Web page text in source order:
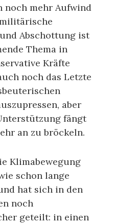
noch mehr Aufwind
Abschottung ist
Thema in
Kräfte
noch das Letzte
aber
fängt
an zu bröckeln.
Klimabewegung
schon lange
hat sich in den
noch
geteilt: in einen